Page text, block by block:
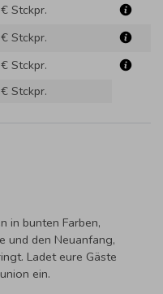
Stckpr.
Stckpr.
Stckpr.
Stckpr.
in bunten Farben,
und den Neuanfang,
Ladet eure Gäste
ein.